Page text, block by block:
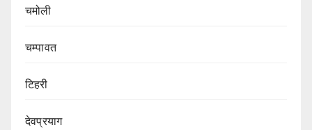
चमोली
चम्पावत
टिहरी
देवप्रयाग